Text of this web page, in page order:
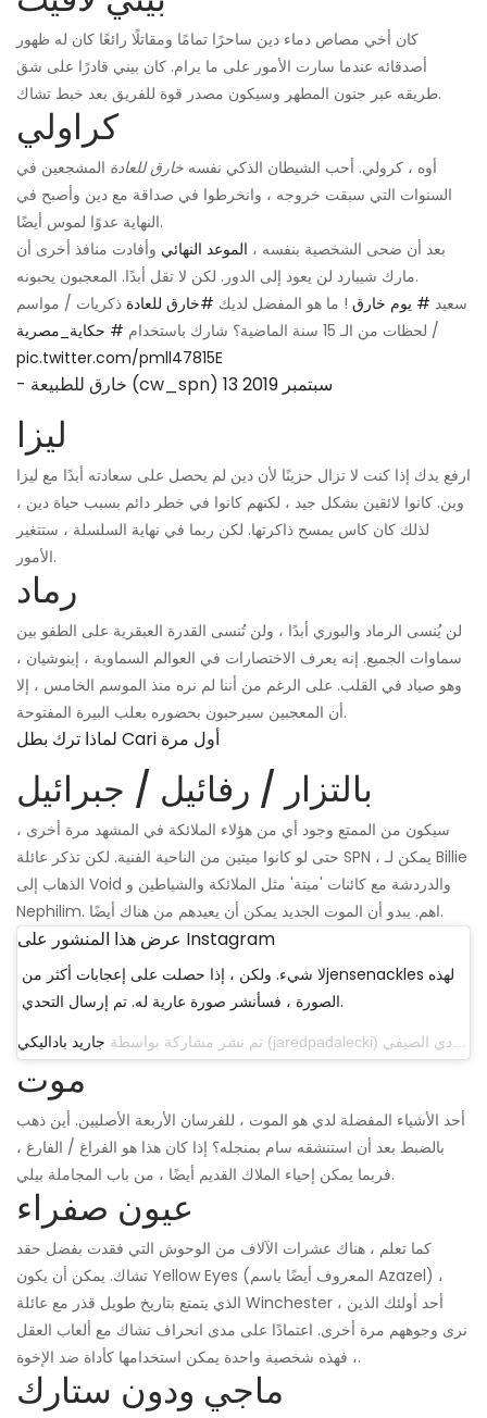
كان أخي مصاص دماء دين ساحرًا تمامًا ومقاتلًا رائعًا كان له ظهور
أصدقائه عندما سارت الأمور على ما يرام. كان بيني قادرًا على شق
طريقه عبر جنون المطهر وسيكون مصدر قوة للفريق بعد خبط تشاك.
كراولي
أوه ، كرولي. أحب الشيطان الذكي نفسه خارق للعادة المشجعين في
السنوات التي سبقت خروجه ، وانخرطوا في صداقة مع دين وأصبح في
النهاية عدوًا لموس أيضًا.
بعد أن ضحى الشخصية بنفسه ، الموعد النهائي وأفادت منافذ أخرى أن
مارك شيبارد لن يعود إلى الدور. لكن لا تقل أبدًا. المعجبون يحبونه.
سعيد # يوم خارق ! ما هو المفضل لديك #خارق للعادة ذكريات / مواسم
/ لحظات من الـ 15 سنة الماضية؟ شارك باستخدام
# حكاية_مصرية
pic.twitter.com/pmll47815E
- خارق للطبيعة (cw_spn) 13 سبتمبر 2019
ليزا
ارفع يدك إذا كنت لا تزال حزينًا لأن دين لم يحصل على سعادته أبدًا مع ليزا
وبن. كانوا لائقين بشكل جيد ، لكنهم كانوا في خطر دائم بسبب حياة دين ،
لذلك كان كاس يمسح ذاكرتها. لكن ربما في نهاية السلسلة ، ستتغير
الأمور.
رماد
لن يُنسى الرماد والبوري أبدًا ، ولن تُنسى القدرة العبقرية على الطفو بين
سماوات الجميع. إنه يعرف الاختصارات في العوالم السماوية ، إينوشيان ،
وهو صياد في القلب. على الرغم من أننا لم نره منذ الموسم الخامس ، إلا
أن المعجبين سيرحبون بحضوره بعلب البيرة المفتوحة.
لماذا ترك بطل Cari أول مرة
بالتزار / رفائيل / جبرائيل
سيكون من الممتع وجود أي من هؤلاء الملائكة في المشهد مرة أخرى ،
حتى لو كانوا ميتين من الناحية الفنية. لكن تذكر عائلة SPN ، يمكن لـ Billie
الذهاب إلى Void والدردشة مع كائنات 'ميتة' مثل الملائكة والشياطين و
Nephilim. اهم. يبدو أن الموت الجديد يمكن أن يعيدهم من هناك أيضًا.
عرض هذا المنشور على Instagram
لا شيء. ولكن ، إذا حصلت على إعجابات أكثر منjensenackles لهذه
الصورة ، فسأنشر صورة عارية له. تم إرسال التحدي.
تم نشر مشاركة بواسطة جاريد باداليكي
موت
أحد الأشياء المفضلة لدي هو الموت ، للفرسان الأربعة الأصليين. أين ذهب
بالضبط بعد أن استنشقه سام بمنجله؟ إذا كان هذا هو الفراغ / الفارغ ،
فربما يمكن إحياء الملاك القديم أيضًا ، من باب المجاملة بيلي.
عيون صفراء
كما تعلم ، هناك عشرات الآلاف من الوحوش التي فقدت بفضل حقد
تشاك. يمكن أن يكون Yellow Eyes (المعروف أيضًا باسم Azazel) ،
الذي يتمتع بتاريخ طويل قذر مع عائلة Winchester ، أحد أولئك الذين
نرى وجوههم مرة أخرى. اعتمادًا على مدى انحراف تشاك مع ألعاب العقل
، فهذه شخصية واحدة يمكن استخدامها كأداة ضد الإخوة.
ماجي ودون ستارك